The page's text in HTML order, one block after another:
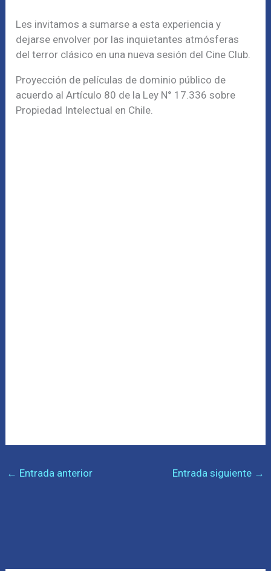
Les invitamos a sumarse a esta experiencia y
dejarse envolver por las inquietantes atmósferas
del terror clásico en una nueva sesión del Cine Club.
Proyección de películas de dominio público de
acuerdo al Artículo 80 de la Ley N° 17.336 sobre
Propiedad Intelectual en Chile.
← Entrada anterior Entrada siguiente →